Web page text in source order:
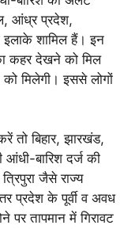
आंध्र प्रदेश,
शामिल हैं। इन
कहर देखने को मिल
मिलेगी। इससे लोगों
तो बिहार, झारखंड,
आंधी-बारिश दर्ज की
जैसे राज्य
प्रदेश के पूर्वी व अवध
पर तापमान में गिरावट